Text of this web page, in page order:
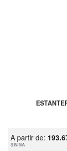
A partir de:
SIN IVA